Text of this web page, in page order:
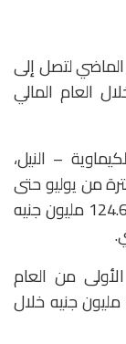
الماضي لتصل إلى
مليار جنيه خلال العام المالي
– النيل،
الفترة من يوليو حتى
نهاية مارس 2026، مقابل صافي ربح بلغ 124.65 مليون جنيه
خلال الـ9 أشهر الأولى من العام
الجاري إلى 1.91 مليار جنيه، مقابل 968.23 مليون جنيه خلال